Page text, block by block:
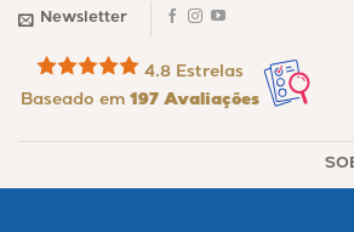
Skip
content
Newsletter
4.8 Estrelas
Baseado em197 Avaliações